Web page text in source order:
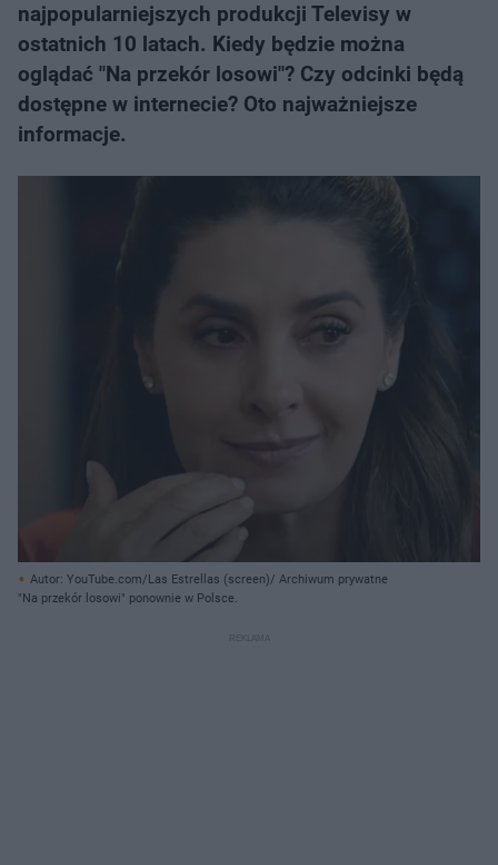
najpopularniejszych produkcji Televisy w
ostatnich 10 latach. Kiedy będzie można
oglądać "Na przekór losowi"? Czy odcinki będą
dostępne w internecie? Oto najważniejsze
informacje.
Autor: YouTube.com/Las Estrellas (screen)/ Archiwum prywatne
"Na przekór losowi" ponownie w Polsce.